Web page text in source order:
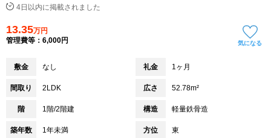
4日以内に掲載されました
13.35万円
管理費等：6,000円
気になる
敷金 なし 礼金 1ヶ月
間取り 2LDK 広さ 52.78m²
階 1階/2階建 構造 軽量鉄骨造
築年数 1年未満 方位 東